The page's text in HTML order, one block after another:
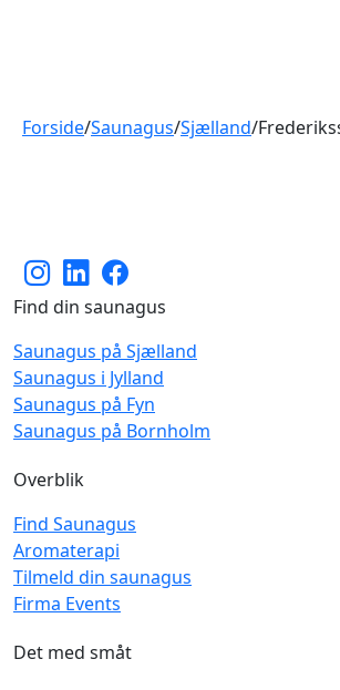
Forside/Saunagus/Sjælland/
Find din saunagus
Saunagus på Sjælland
Saunagus i Jylland
Saunagus på Fyn
Saunagus på Bornholm
Overblik
Find Saunagus
Aromaterapi
Tilmeld din saunagus
Firma Events
Det med småt